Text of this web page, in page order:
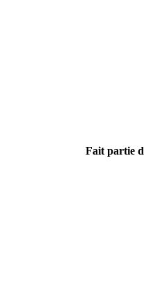
Fait partie